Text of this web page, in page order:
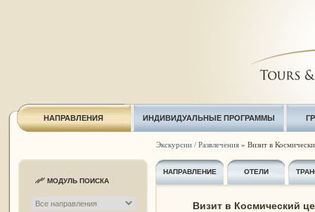
НАПРАВЛЕНИЯ ИНДИВИДУАЛЬНЫЕ ПРОГРАММЫ
МОДУЛЬ ПОИСКА
Экскурсии / Развлечения» Визит в
НАПРАВЛЕНИЕ ОТЕЛИ
Визит в Космический